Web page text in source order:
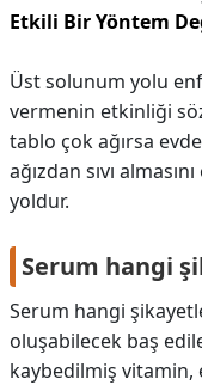
Etkili Bir Yöntem
Üst solunum yolu
vermenin etkinliği
tablo çok ağırsa
ağızdan sıvı
yoldur.
Serum hangi
Serum hangi
oluşabilecek baş
kaybedilmiş vitamin,